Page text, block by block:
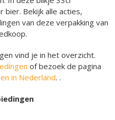
bier. Bekijk alle acties,
van deze verpakking van
vind je in het overzicht.
of bezoek de pagina
in Nederland. .